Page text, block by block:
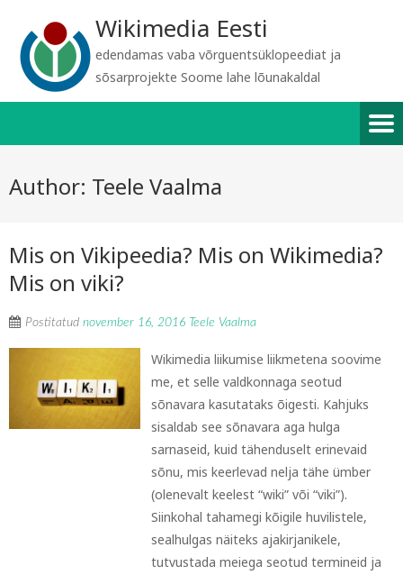
Wikimedia Eesti
edendamas vaba võrguentsüklopeediat ja
sõsarprojekte Soome lahe lõunakaldal
Author: Teele Vaalma
Mis on Vikipeedia? Mis on Wikimedia?
Mis on viki?
Postitatud november 16, 2016 Teele Vaalma
Wikimedia liikumise liikmetena soovime
me, et selle valdkonnaga seotud
sõnavara kasutataks õigesti. Kahjuks
sisaldab see sõnavara aga hulga
sarnaseid, kuid tähenduselt erinevaid
sõnu, mis keerlevad nelja tähe ümber
(olenevalt keelest “wiki” või “viki”).
Siinkohal tahamegi kõigile huvilistele,
sealhulgas näiteks ajakirjanikele,
tutvustada meiega seotud termineid ja